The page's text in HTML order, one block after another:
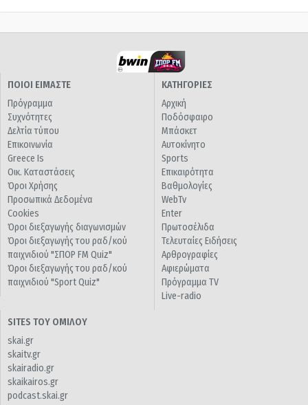
ΠΟΙΟΙ ΕΙΜΑΣΤΕ
Πρόγραμμα
Συχνότητες
Δελτία τύπου
Επικοινωνία
Greece Is
Οικ. Καταστάσεις
Όροι Χρήσης
Προσωπικά Δεδομένα
Cookies
Όροι διεξαγωγής διαγωνισμών
Όροι διεξαγωγής του ραδ/κού
παιχνιδιού "ΣΠΟΡ FM Quiz"
Όροι διεξαγωγής του ραδ/κού
παιχνιδιού "Sport Quiz"
ΚΑΤΗΓΟΡΙΕΣ
Αρχική
Ποδόσφαιρο
Μπάσκετ
Αυτοκίνητο
Sports
Επικαιρότητα
Βαθμολογίες
WebTv
Enter
Πρωτοσέλιδα
Τελευταίες Ειδήσεις
Αρθρογραφίες
Αφιερώματα
Πρόγραμμα TV
Live-radio
SITES ΤΟΥ ΟΜΙΛΟΥ
skai.gr
skaitv.gr
skairadio.gr
skaikairos.gr
podcast.skai.gr